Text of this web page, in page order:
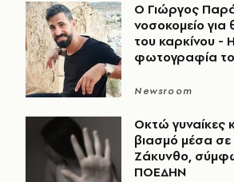
O Γιώργος
νοσοκομείο για
του καρκίνου -
φωτογραφία
Newsroom
Οκτώ γυναίκες
βιασμό μέσα
Ζάκυνθο,
ΠΟΕΔΗΝ